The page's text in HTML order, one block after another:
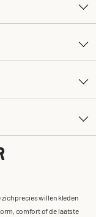
precies willen kleden
comfort of de laatste